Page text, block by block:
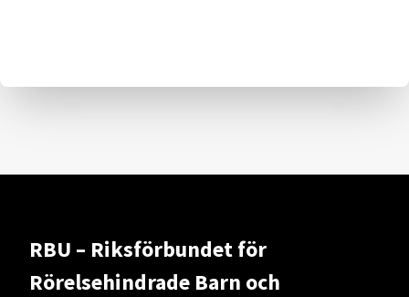
RBU – Riksförbundet för
Rörelsehindrade Barn och